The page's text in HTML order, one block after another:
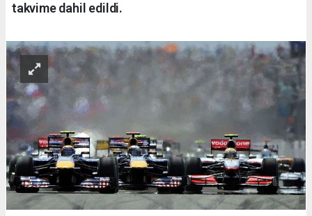
takvime dahil edildi.